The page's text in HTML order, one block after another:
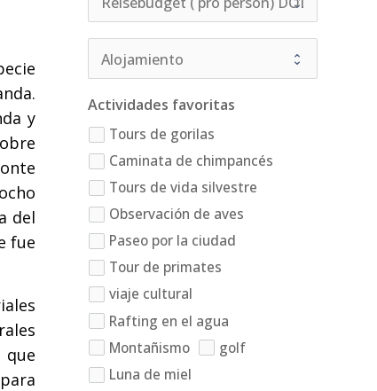
y
del
fue
que
Actividades favoritas
Tours de gorilas
Caminata de chimpancés
Tours de vida silvestre
Observación de aves
Paseo por la ciudad
Tour de primates
viaje cultural
Rafting en el agua
Montañismo
golf
Luna de miel